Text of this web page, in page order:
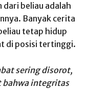
dari beliau adalah
Banyak cerita
tetap hidup
di posisi tertinggi.
sering disorot,
bahwa integritas